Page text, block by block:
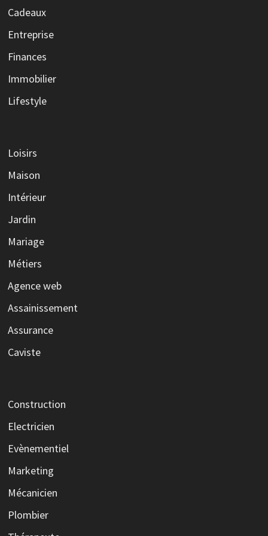
Cadeaux
Entreprise
Finances
Immobilier
Lifestyle
Loisirs
Maison
Intérieur
Jardin
Mariage
Métiers
Agence web
Assainissement
Assurance
Caviste
Construction
Electricien
Evènementiel
Marketing
Mécanicien
Plombier